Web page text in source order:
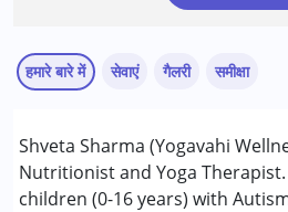
हमारे बारे में
Shveta Sharma (Yogavahi
Nutritionist and Yoga
children (0-16 years) with
सेवाएं
परामर्श
काउंसिलिंग
गैलरी समीक्षा